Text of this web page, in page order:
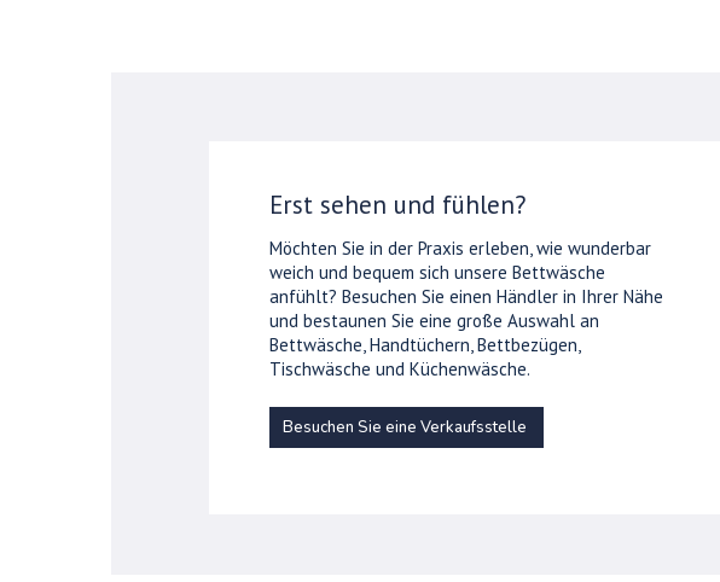
Erst sehen und fühlen?
Möchten Sie in der Praxis erleben, wie wunderbar
weich und bequem sich unsere Bettwäsche
anfühlt? Besuchen Sie einen Händler in Ihrer Nähe
und bestaunen Sie eine große Auswahl an
Bettwäsche, Handtüchern, Bettbezügen,
Tischwäsche und Küchenwäsche.
Besuchen Sie eine Verkaufsstelle